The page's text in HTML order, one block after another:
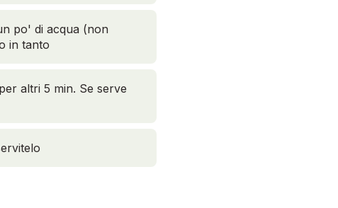
po' di acqua (non
in tanto
altri 5 min. Se serve